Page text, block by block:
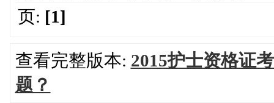
页: [1]
查看完整版本: 2015护士资格证
题？